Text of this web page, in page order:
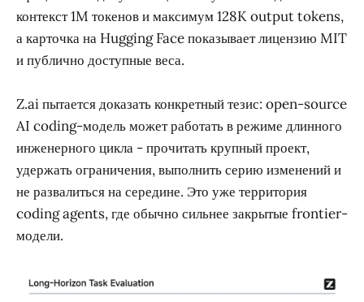
контекст 1M токенов и максимум 128K output tokens,
а карточка на Hugging Face показывает лицензию MIT
и публично доступные веса.
Z.ai пытается доказать конкретный тезис: open-source
AI coding-модель может работать в режиме длинного
инженерного цикла - прочитать крупный проект,
удержать ограничения, выполнить серию изменений и
не развалиться на середине. Это уже территория
coding agents, где обычно сильнее закрытые frontier-
модели.